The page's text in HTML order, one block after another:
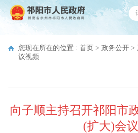
您现在所在的位置 : 首页 > 政务公开 >
议视频
向子顺主持召开祁阳市
(扩大)会议